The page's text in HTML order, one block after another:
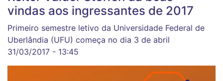
vindas aos ingressantes de 2017
Primeiro semestre letivo da Universidade Federal de
Uberlândia (UFU) começa no dia 3 de abril
31/03/2017 - 13:45